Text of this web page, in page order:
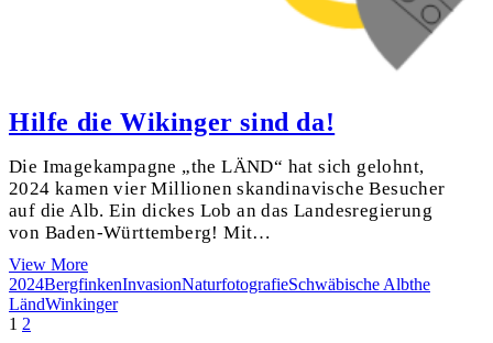
Hilfe die Wikinger sind da!
Die Imagekampagne „the LÄND“ hat sich gelohnt,
2024 kamen vier Millionen skandinavische Besucher
auf die Alb. Ein dickes Lob an das Landesregierung
von Baden-Württemberg! Mit…
View MoreHilfe
die
Wikinger
2024BergfinkenInvasionNaturfotografieSchwäbische Albthe
LändWinkinger
Beitragsnavigation
Page
1 Page
2